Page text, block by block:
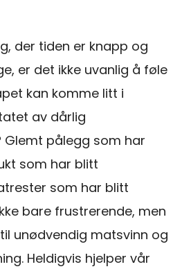
der tiden er knapp og
er det ikke uvanlig å føle
kan komme litt i
av dårlig
pålegg som har
som har blitt
som har blitt
bare frustrerende, men
unødvendig matsvinn og
Heldigvis hjelper vår